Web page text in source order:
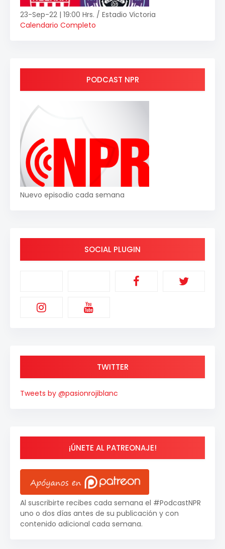
23-Sep-22 | 19:00 Hrs. / Estadio Victoria
Calendario Completo
PODCAST NPR
Nuevo episodio cada semana
SOCIAL PLUGIN
TWITTER
Tweets by @pasionrojiblanc
¡ÚNETE AL PATREONAJE!
Al suscribirte recibes cada semana el #PodcastNPR
uno o dos días antes de su publicación y con
contenido adicional cada semana.